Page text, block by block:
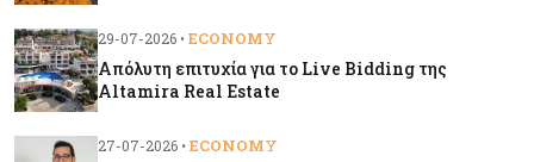
Κύπρος 07-08-2026
διορισμός στο νέο ΔΣ
29-07-2026 • ECONOMY
Απόλυτη επιτυχία για το Live Bidding της
Altamira Real Estate
27-07-2026 • ECONOMY